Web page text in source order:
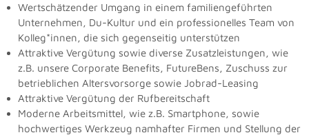
Wertschätzender Umgang in einem familiengeführten
Unternehmen, Du-Kultur und ein professionelles Team von
Kolleg*innen, die sich gegenseitig unterstützen
Attraktive Vergütung sowie diverse Zusatzleistungen, wie
z.B. unsere Corporate Benefits, FutureBens, Zuschuss zur
betrieblichen Altersvorsorge sowie Jobrad-Leasing
Attraktive Vergütung der Rufbereitschaft
Moderne Arbeitsmittel, wie z.B. Smartphone, sowie
hochwertiges Werkzeug namhafter Firmen und Stellung der